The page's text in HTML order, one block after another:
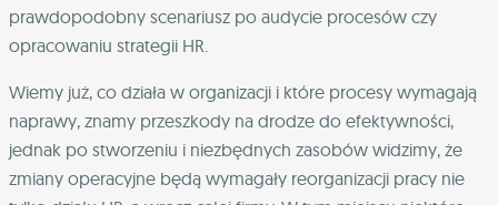
prawdopodobny scenariusz po audycie procesów czy
opracowaniu strategii HR.
Wiemy już, co działa w organizacji i które procesy wymagają
naprawy, znamy przeszkody na drodze do efektywności,
jednak po stworzeniu i niezbędnych zasobów widzimy, że
zmiany operacyjne będą wymagały reorganizacji pracy nie